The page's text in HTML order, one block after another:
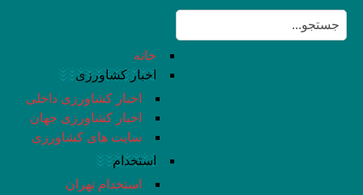
خانه
اخبار کشاورزی
اخبار کشاورزی داخلی
اخبار کشاورزی جهان
سایت های کشاورزی
استخدام
استخدام تهران